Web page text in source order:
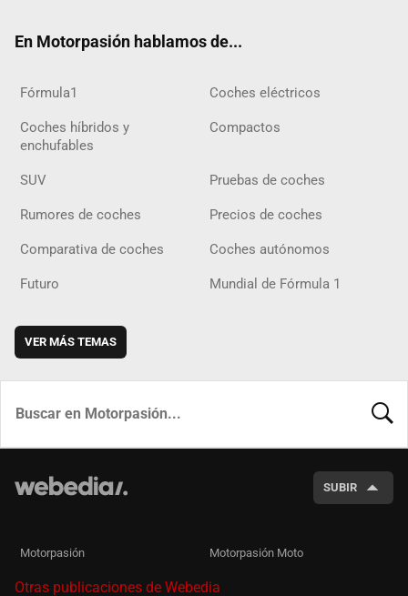
En Motorpasión hablamos de...
Fórmula1 Coches eléctricos
Coches híbridos y
enchufables
Compactos
SUV Pruebas de coches
Rumores de coches Precios de coches
Comparativa de coches Coches autónomos
Futuro Mundial de Fórmula 1
VER MÁS TEMAS
SUBIR
Motorpasión Motorpasión Moto
Otras publicaciones de Webedia